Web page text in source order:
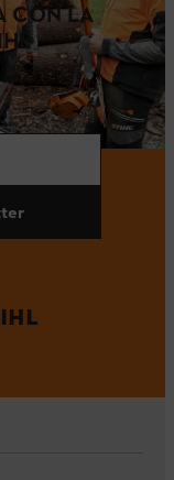
CON LA